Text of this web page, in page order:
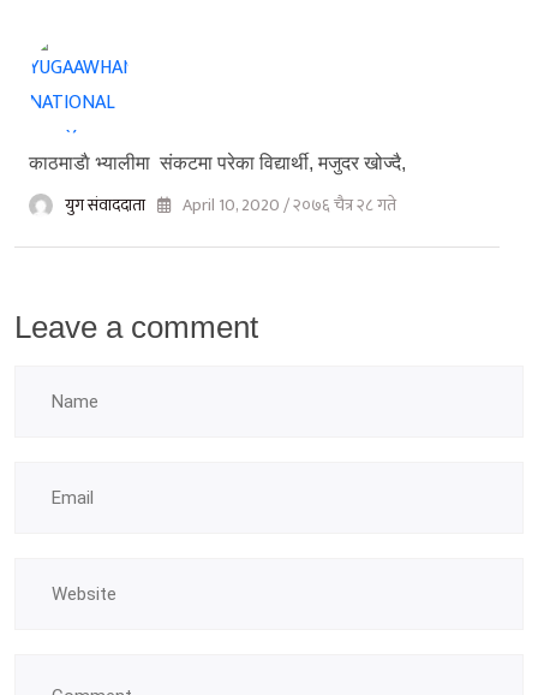
काठमाडाै‌ भ्यालीमा संकटमा परेका विद्यार्थी, मजुदर खोज्दै,
युग संवाददाता April 10, 2020 / २०७६ चैत्र २८ गते
Leave a comment